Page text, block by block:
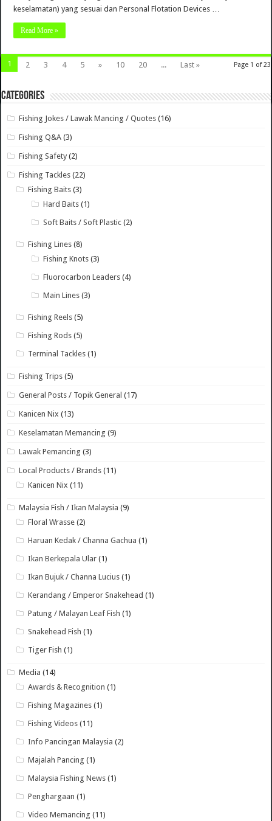
keselamatan) yang sesuai dan Personal Flotation Devices …
Read More »
Page 1 of 23
1 2 3 4 5 » 10 20 ... Last »
Categories
Fishing Jokes / Lawak Mancing / Quotes (16)
Fishing Q&A (3)
Fishing Safety (2)
Fishing Tackles (22)
Fishing Baits (3)
Hard Baits (1)
Soft Baits / Soft Plastic (2)
Fishing Lines (8)
Fishing Knots (3)
Fluorocarbon Leaders (4)
Main Lines (3)
Fishing Reels (5)
Fishing Rods (5)
Terminal Tackles (1)
Fishing Trips (5)
General Posts / Topik General (17)
Kanicen Nix (13)
Keselamatan Memancing (9)
Lawak Pemancing (3)
Local Products / Brands (11)
Kanicen Nix (11)
Malaysia Fish / Ikan Malaysia (9)
Floral Wrasse (2)
Haruan Kedak / Channa Gachua (1)
Ikan Berkepala Ular (1)
Ikan Bujuk / Channa Lucius (1)
Kerandang / Emperor Snakehead (1)
Patung / Malayan Leaf Fish (1)
Snakehead Fish (1)
Tiger Fish (1)
Media (14)
Awards & Recognition (1)
Fishing Magazines (1)
Fishing Videos (11)
Info Pancingan Malaysia (2)
Majalah Pancing (1)
Malaysia Fishing News (1)
Penghargaan (1)
Video Memancing (11)